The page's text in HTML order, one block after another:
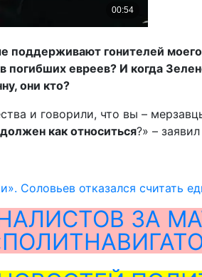
поддерживают гонителей
евреев? И когда
они кто?
и говорили, что вы –
как относиться?» –
Соловьев отказался считать
ЗА